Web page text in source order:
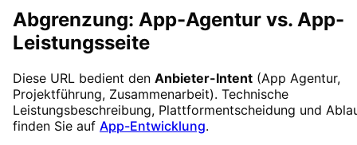
Abgrenzung: App-Agentur vs. App-
Leistungsseite
Diese URL bedient den Anbieter-Intent (App Agentur,
Projektführung, Zusammenarbeit). Technische
Leistungsbeschreibung, Plattformentscheidung und
finden Sie auf App-Entwicklung.